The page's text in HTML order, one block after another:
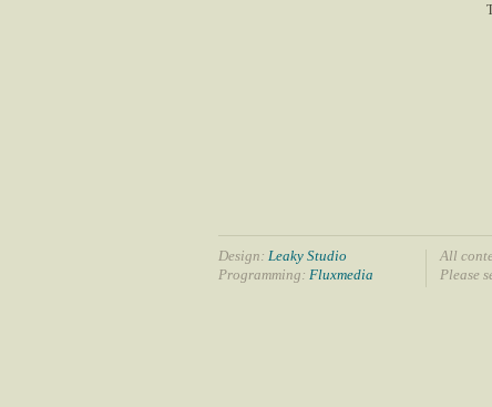
Design: Leaky Studio
Programming: Fluxmedia
All
Please